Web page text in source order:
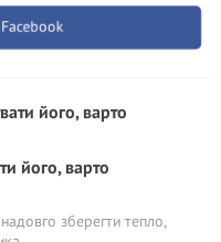
його, варто
зберегти тепло,